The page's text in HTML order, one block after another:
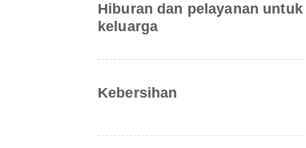
Hiburan dan pelayanan untuk
keluarga
Kebersihan